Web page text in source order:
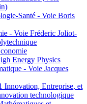
Santé - Voie Boris
- Voie Fréderic Joliot-
Energy Physics
- Voie Jacques
Entreprise, et
technologique